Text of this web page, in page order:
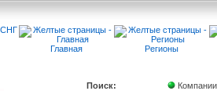
Главная Регионы
Поиск: Компании